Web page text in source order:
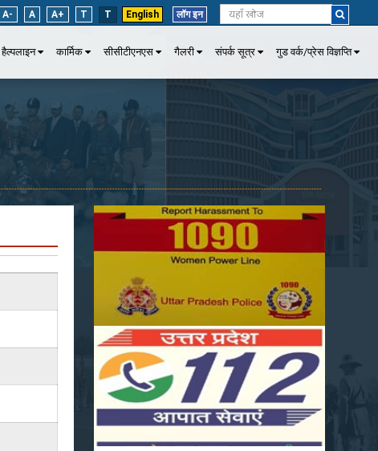
A- A A+ T T English लॉग इन
हैल्पलाइन कार्मिक सीसीटीएनएस गैलरी संपर्क सूत्र गुड वर्क/प्रेस विज्ञप्ति